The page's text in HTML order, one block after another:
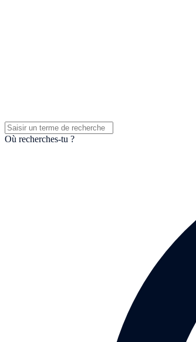
Où recherches-tu ?